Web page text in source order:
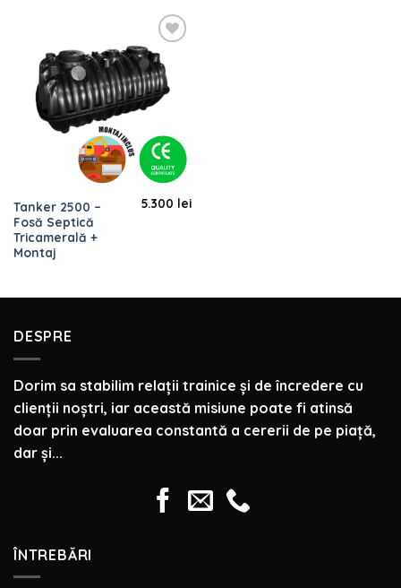
Add to
wishlist
Tanker 2500 –
Fosă Septică
Tricamerală +
Montaj
5.300 lei
DESPRE
Dorim sa stabilim relaţii trainice şi de încredere cu
clienţii noştri, iar această misiune poate fi atinsă
doar prin evaluarea constantă a cererii de pe piaţă,
dar şi...
ÎNTREBĂRI